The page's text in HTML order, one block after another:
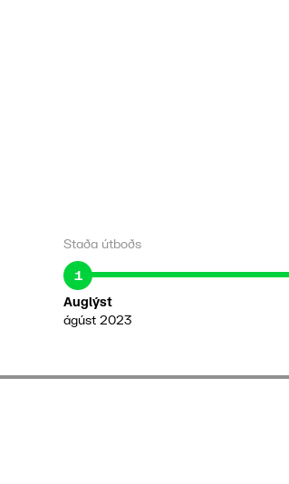
Staða útboðs
1
Auglýst
ágúst 2023